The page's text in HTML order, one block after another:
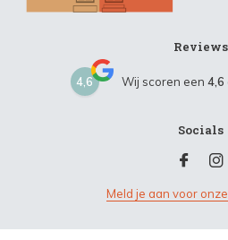
Reviews
4,6 Wij scoren een 4,6
Socials
Meld je aan voor